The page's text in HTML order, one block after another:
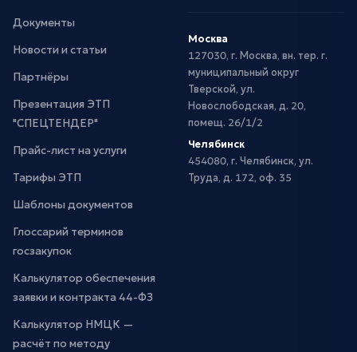
Документы
Новости и статьи
Партнёры
Презентация ЭТП
"СПЕЦТЕНДЕР"
Прайс-лист на услуги
Тарифы ЭТП
Шаблоны документов
Глоссарий терминов
госзакупок
Калькулятор обеспечения
заявки и контракта 44-ФЗ
Калькулятор НМЦК —
расчёт по методу
Москва
127030, г. Москва, вн. тер. г.
муниципальный округ
Тверской, ул.
Новослободская, д. 20,
помещ. 26/1/2
Челябинск
454080, г. Челябинск, ул.
Труда, д. 172, оф. 35